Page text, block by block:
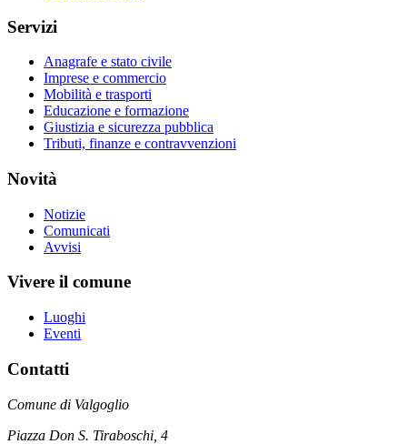
Servizi
Anagrafe e stato civile
Imprese e commercio
Mobilità e trasporti
Educazione e formazione
Giustizia e sicurezza pubblica
Tributi, finanze e contravvenzioni
Novità
Notizie
Comunicati
Avvisi
Vivere il comune
Luoghi
Eventi
Contatti
Comune di Valgoglio
Piazza Don S. Tiraboschi, 4